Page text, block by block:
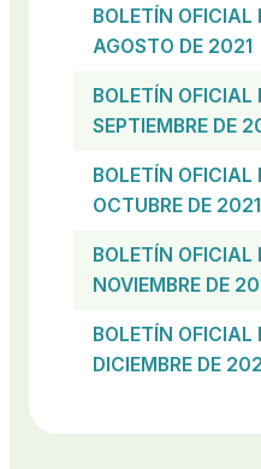
BOLETÍN OFICIAL
AGOSTO DE 2021
BOLETÍN OFICIAL
SEPTIEMBRE DE
BOLETÍN OFICIAL
OCTUBRE DE 2021
BOLETÍN OFICIAL
NOVIEMBRE DE
BOLETÍN OFICIAL
DICIEMBRE DE